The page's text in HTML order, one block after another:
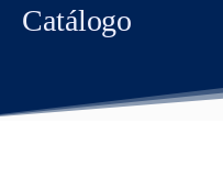
Catálogo